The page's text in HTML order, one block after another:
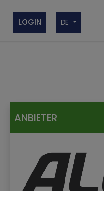
LOGIN DE
ANBIETER